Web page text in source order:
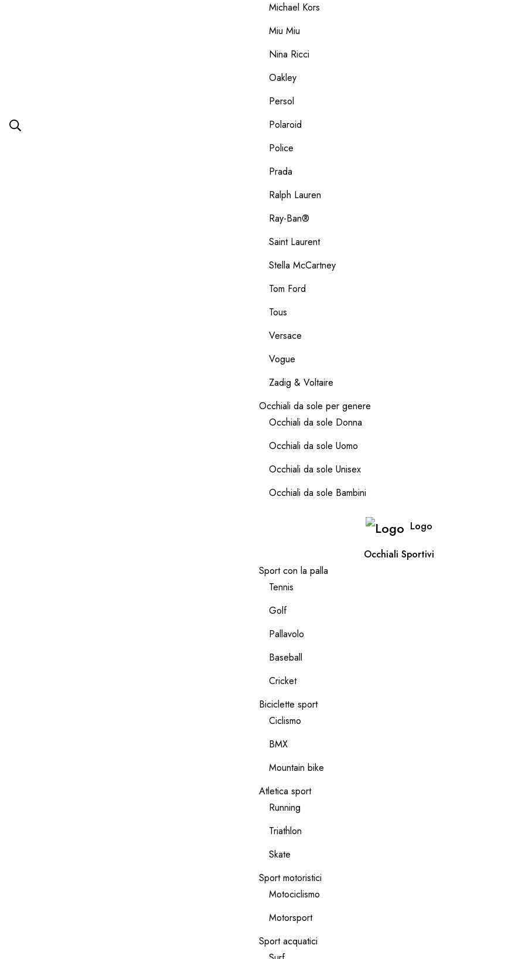
Michael Kors
Miu Miu
Nina Ricci
Oakley
Persol
Polaroid
Police
Prada
Ralph Lauren
Ray-Ban®
Saint Laurent
Stella McCartney
Tom Ford
Tous
Versace
Vogue
Zadig & Voltaire
Occhiali da sole per genere
Occhiali da sole Donna
Occhiali da sole Uomo
Occhiali da sole Unisex
Occhiali da sole Bambini
Logo
Occhiali Sportivi
Sport con la palla
Tennis
Golf
Pallavolo
Baseball
Cricket
Biciclette sport
Ciclismo
BMX
Mountain bike
Atletica sport
Running
Triathlon
Skate
Sport motoristici
Motociclismo
Motorsport
Sport acquatici